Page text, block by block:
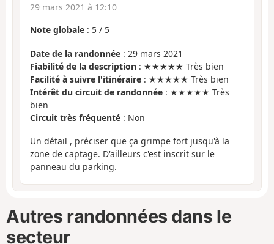
29 mars 2021 à 12:10
Note globale : 5 / 5
Date de la randonnée : 29 mars 2021
Fiabilité de la description : ★★★★★ Très bien
Facilité à suivre l'itinéraire : ★★★★★ Très bien
Intérêt du circuit de randonnée : ★★★★★ Très
bien
Circuit très fréquenté : Non
Un détail , préciser que ça grimpe fort jusqu'à la
zone de captage. D'ailleurs c'est inscrit sur le
panneau du parking.
Autres randonnées dans le
secteur